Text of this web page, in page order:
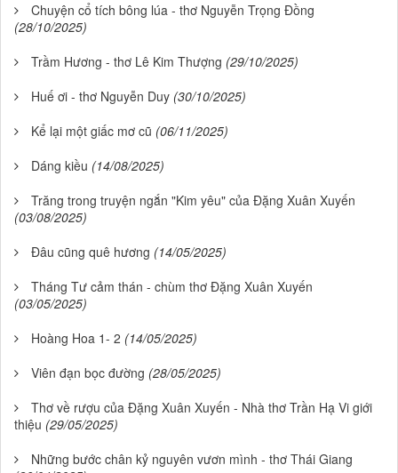
Chuyện cổ tích bông lúa - thơ Nguyễn Trọng Đồng
(28/10/2025)
Trầm Hương - thơ Lê Kim Thượng (29/10/2025)
Huế ơi - thơ Nguyễn Duy (30/10/2025)
Kể lại một giấc mơ cũ (06/11/2025)
Dáng kiều (14/08/2025)
Trăng trong truyện ngắn "Kim yêu" của Đặng Xuân Xuyến
(03/08/2025)
Đâu cũng quê hương (14/05/2025)
Tháng Tư cảm thán - chùm thơ Đặng Xuân Xuyến
(03/05/2025)
Hoàng Hoa 1- 2 (14/05/2025)
Viên đạn bọc đường (28/05/2025)
Thơ về rượu của Đặng Xuân Xuyến - Nhà thơ Trần Hạ Vi giới
thiệu (29/05/2025)
Những bước chân kỷ nguyên vươn mình - thơ Thái Giang